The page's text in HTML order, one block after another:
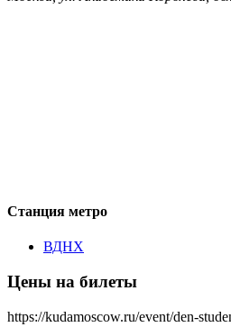
Станция метро
ВДНХ
Цены на билеты
https://kudamoscow.ru/event/den-